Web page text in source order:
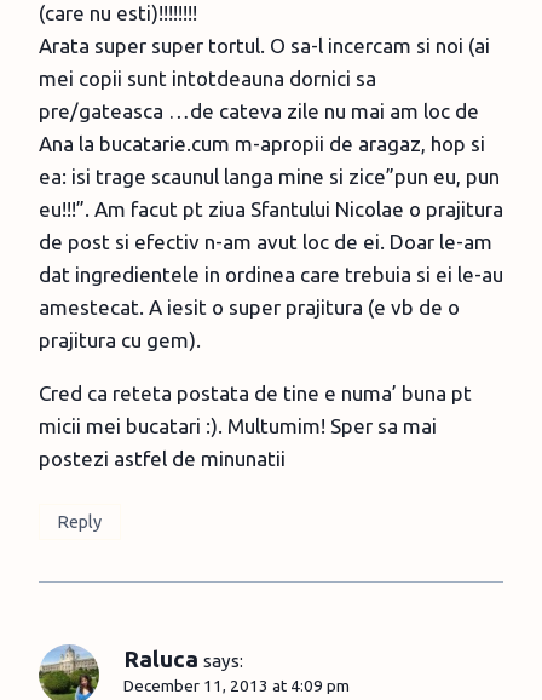
(care nu esti)!!!!!!!!
Arata super super tortul. O sa-l incercam si noi (ai
mei copii sunt intotdeauna dornici sa
pre/gateasca …de cateva zile nu mai am loc de
Ana la bucatarie.cum m-apropii de aragaz, hop si
ea: isi trage scaunul langa mine si zice”pun eu, pun
eu!!!”. Am facut pt ziua Sfantului Nicolae o prajitura
de post si efectiv n-am avut loc de ei. Doar le-am
dat ingredientele in ordinea care trebuia si ei le-au
amestecat. A iesit o super prajitura (e vb de o
prajitura cu gem).
Cred ca reteta postata de tine e numa’ buna pt
micii mei bucatari :). Multumim! Sper sa mai
postezi astfel de minunatii
Reply
Raluca says:
December 11, 2013 at 4:09 pm